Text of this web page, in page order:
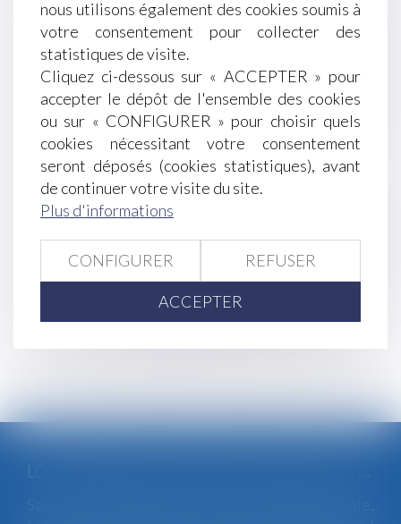
rétractation s’apprécie à la date d’envoi de la
lettre - Éditions Francis Lefebvre
Quelles sont les règles de gestion du patrimoine
des mineurs ?
La loi sur le secret des affaires menace-t-elle la
liberté d’informer ?
Abrogation de la contribution relative à la
déclaration des - Éditions Tissot
Travailler par grand froid : que prévoit la loi ?
Chèque santé : paramètres de calcul pour 2018
(JUR) Intérêts des sommes allouées à l’épouse
par un jugement de divorce – Gazette du Palais
251 252
LOI INTÉGRALE CONTRE LES VIOLENCES SEXISTES ET SEXUELLES : LE CESE POSE LES CONDITIONS DE RÉUSSITE DE LA FUTURE LOI
Saisi par la Présidente de l'Assemblée nationale,
nous utilisons également des cookies soumis à
votre consentement pour collecter des
statistiques de visite.
Cliquez ci-dessous sur « ACCEPTER » pour
accepter le dépôt de l'ensemble des cookies
ou sur « CONFIGURER » pour choisir quels
cookies nécessitant votre consentement
seront déposés (cookies statistiques), avant
de continuer votre visite du site.
Plus d'informations
CONFIGURER REFUSER
ACCEPTER